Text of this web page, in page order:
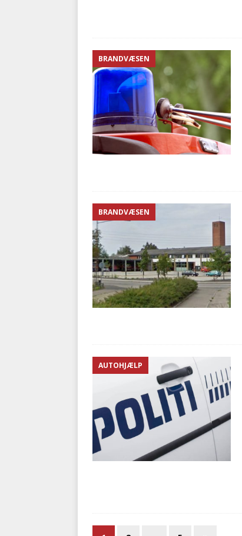
BRANDVÆSEN
BRANDVÆSEN
AUTOHJÆLP